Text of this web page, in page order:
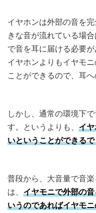
イヤホンは外部の音を
きな音が流れている場
で音を耳に届ける必要
イヤホンよりもイヤモ
ことができるので、耳
しかし、通常の環境下
す。というよりも、 イ
いということができる
普段から、大音量で音
は、 イヤモニで外部の
いうのであればイヤモ